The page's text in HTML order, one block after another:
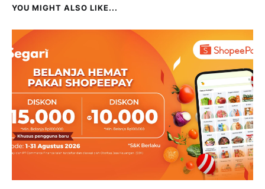
YOU MIGHT ALSO LIKE...